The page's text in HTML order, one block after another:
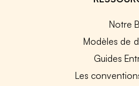
Notre
Modèles de
Guides
Les